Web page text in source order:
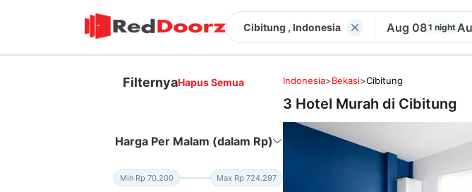
Cibitung , Indonesia Aug 081 night
FilternyaHapus Semua
Harga Per Malam (dalam Rp)
Min Rp 70.200 Max Rp 724.297
Indonesia>Bekasi>Cibitung
3 Hotel Murah di Cibitung